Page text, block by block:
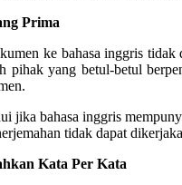
Prima
ke bahasa inggris
pihak yang betul-betul
jika bahasa inggris
tidak dapat
Kata Per Kata